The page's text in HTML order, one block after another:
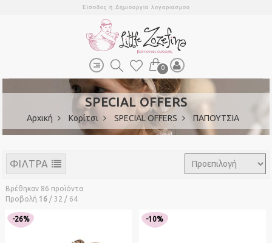
Είσοδος ή Δημιουργία λογαριασμού
0
SPECIAL OFFERS
Αρχική Κορίτσι SPECIAL OFFERS ΠΑΠΟΥΤΣΙΑ
ΦΙΛΤΡΑ
Βρέθηκαν 86 προϊόντα
Προβολή 16 / 32 / 64
-26% -10%